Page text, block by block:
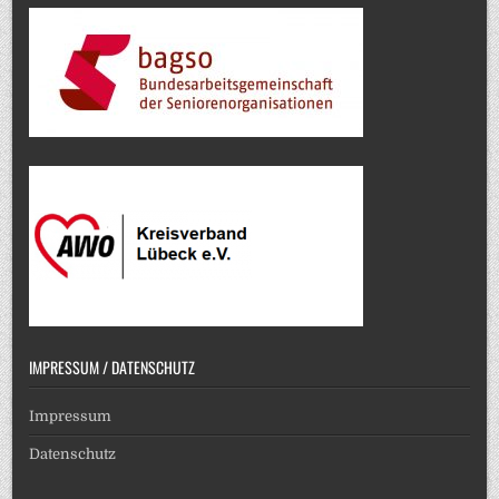
IMPRESSUM / DATENSCHUTZ
Impressum
Datenschutz